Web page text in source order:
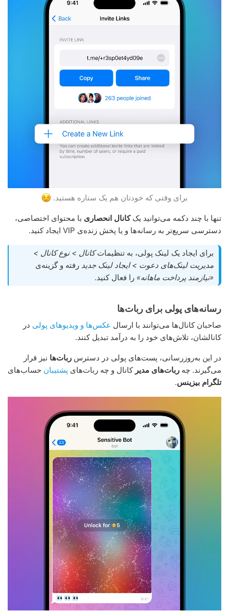
برای وقتی که خودتان هم یک ستاره هستید.
تنها با چند دکمه می‌توانید یککانال انحصاری با محتوای اختصاصی،
دسترسی سریع‌تر به رسانه‌ها و یا پخش زنده‌ی VIP ایجاد کنید.
برای ایجاد یک لینک پولی، به تنظیماتکانال > نوع کانال >
مدیریت لینک‌های دعوت > ایجاد لینک جدید رفته و گزینه‌ی
«نیازمند پرداخت ماهانه» را فعال کنید.
رسانه‌های پولی برای ربات‌ها
صاحبان کانال‌ها می‌توانند با ارسال عکس‌ها و ویدیوهای پولی در
کانالشان، تلاش‌های خود را به درآمد تبدیل کنند.
در این به‌روزرسانی، پست‌های پولی در دسترس ربات‌ها نیز قرار
می‌گیرند. چه ربات‌های مدیر کانال و چه ربات‌های پشتیبان حساب‌های
تلگرام بیزینس.